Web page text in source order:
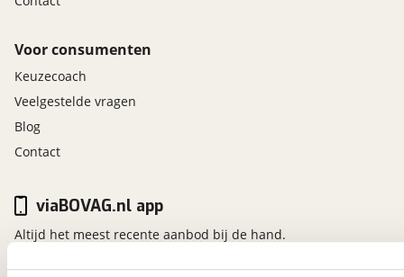
Voor consumenten
Keuzecoach
Veelgestelde vragen
Blog
Contact
viaBOVAG.nl app
Altijd het meest recente aanbod bij de hand.